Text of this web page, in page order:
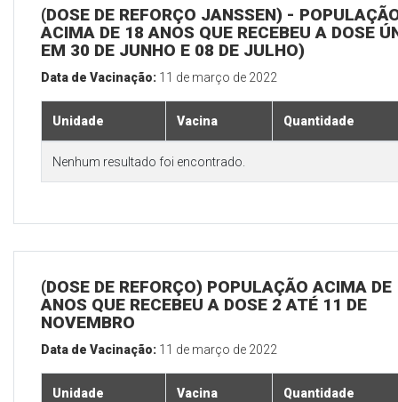
(DOSE DE REFORÇO JANSSEN) -
ACIMA DE 18 ANOS QUE RECEBEU A DOSE
EM 30 DE JUNHO E 08 DE JULHO)
Data de Vacinação: 11 de março de 2022
Unidade Vacina Quantidade
Nenhum resultado foi encontrado.
(DOSE DE REFORÇO) POPULAÇÃO ACIMA DE
ANOS QUE RECEBEU A DOSE 2 ATÉ 11 DE
NOVEMBRO
Data de Vacinação: 11 de março de 2022
Unidade Vacina Quantidade